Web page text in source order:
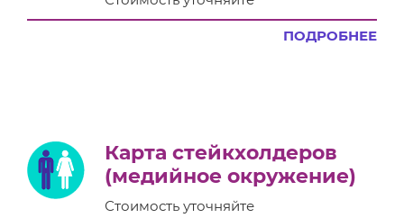
ПОДРОБНЕЕ
Карта стейкхолдеров
(медийное окружение)
Стоимость уточняйте